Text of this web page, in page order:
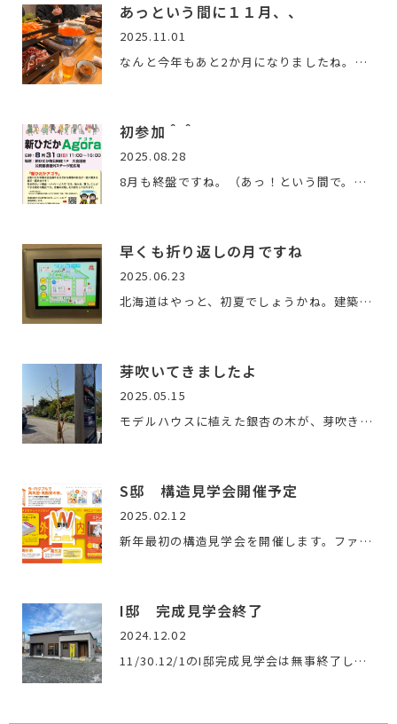
あっという間に１１月、、
2025.11.01
なんと今年もあと2か月になりましたね。時の流れるスピードが年…
初参加＾＾
2025.08.28
8月も終盤ですね。（あっ！という間で。。）新築住宅に着工して…
早くも折り返しの月ですね
2025.06.23
北海道はやっと、初夏でしょうかね。建築現場も最盛期を迎えな…
芽吹いてきましたよ
2025.05.15
モデルハウスに植えた銀杏の木が、芽吹きました確実に春が来て…
S邸 構造見学会開催予定
2025.02.12
新年最初の構造見学会を開催します。ファース工法の神髄が見ら…
I邸 完成見学会終了
2024.12.02
11/30.12/1のI邸完成見学会は無事終了しました。構造見学からの…